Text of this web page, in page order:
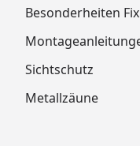
Besonderheiten
Sichtschutz
Metallzäune